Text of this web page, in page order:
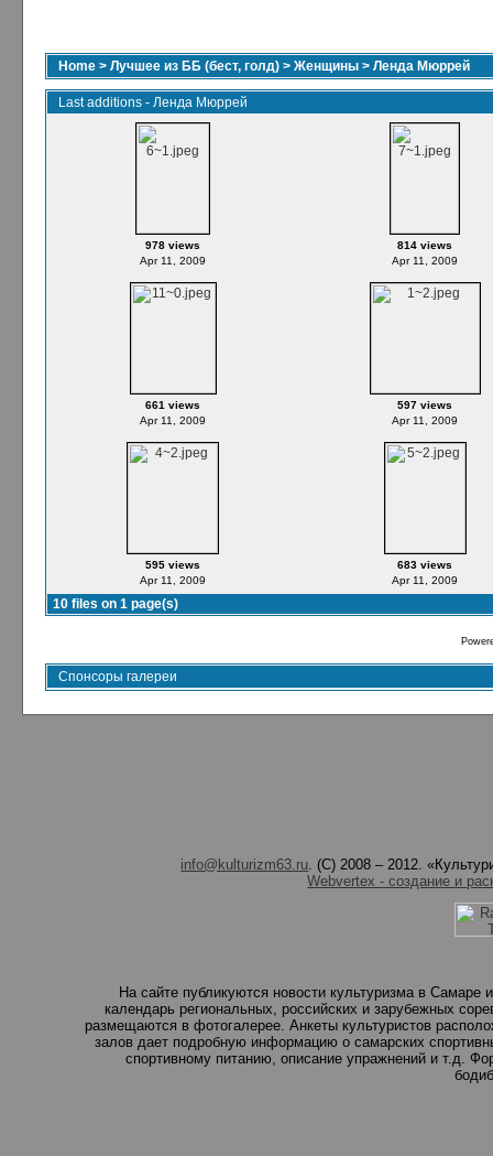
Home > Лучшее из ББ (бест, голд) > Женщины > Ленда Мюррей
Last additions - Ленда Мюррей
978 views
Apr 11, 2009
814 views
Apr 11, 2009
661 views
Apr 11, 2009
597 views
Apr 11, 2009
595 views
Apr 11, 2009
683 views
Apr 11, 2009
10 files on 1 page(s)
Спонсоры галереи
info@kulturizm63.ru. (C) 2008 – 2012.
Webvertex - создание и
На сайте публикуются новости культуризма в
календарь региональных, российских и зарубежных
размещаются в фотогалерее. Анкеты культуристов
залов дает подробную информацию о самарских
спортивному питанию, описание упражнений и т.д.